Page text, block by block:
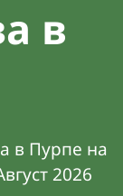
в
в Пурпе на
2026